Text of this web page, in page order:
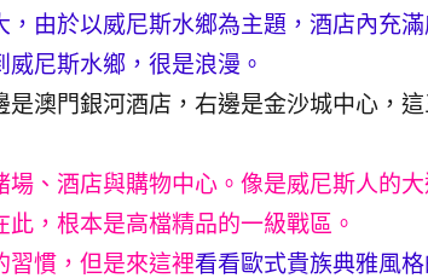
，由於以威尼斯水鄉為主題，酒店內充
尼斯水鄉，很是浪漫。
是澳門銀河酒店，右邊是金沙城中心，
場、酒店與購物中心。像是威尼斯人的
，根本是高檔精品的一級戰區。
習慣，但是來這裡看看歐式貴族典雅風